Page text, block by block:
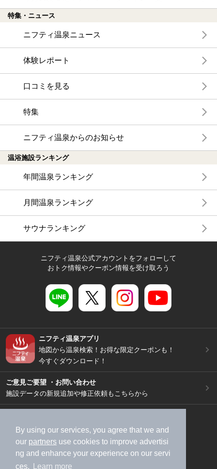
By using our services, you agree that we and
our partners use cookies to improve advertisi
ng and enhance your experience on our servi
ces.
Learn more
特集・ニュース
ニフティ温泉ニュース
体験レポート
口コミを見る
特集
ニフティ温泉からのお知らせ
温浴施設ランキング
年間温泉ランキング
月間温泉ランキング
サウナランキング
ニフティ温泉公式アカウントをフォローして
おトク情報やクーポン情報を受け取ろう
ニフティ温泉アプリ
地図から温泉検索！お得な限定クーポンも！
今すぐダウンロード！
ご意見ご要望 ・お問い合わせ
施設データの新規追加や修正依頼もこちらから
加盟店募集（資料請求）
広告出稿のご案内
利用規約
ライフスタイルMEMBERS+規約
特定商取引法に基づく表記
ヘルプ
採用情報